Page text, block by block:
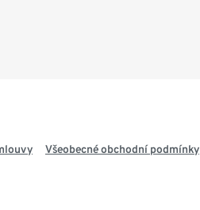
Všeobecné obchodní podmínky